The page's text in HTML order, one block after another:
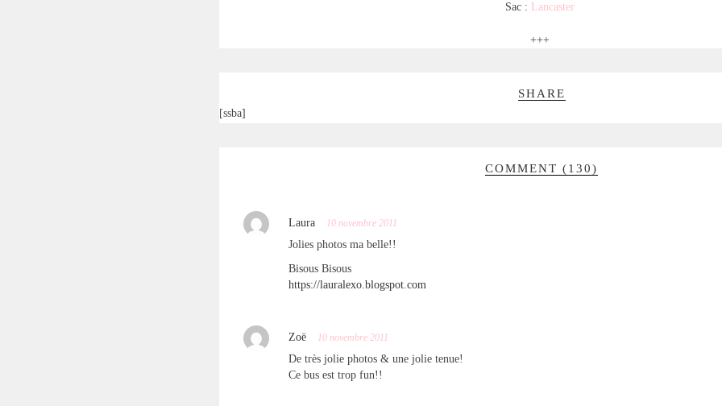
Sac : Lancaster
+++
SHARE
[ssba]
COMMENT (130)
Laura 10 novembre 2011
Jolies photos ma belle!!
Bisous Bisous
https://lauralexo.blogspot.com
Zoë 10 novembre 2011
De très jolie photos & une jolie tenue!
Ce bus est trop fun!!